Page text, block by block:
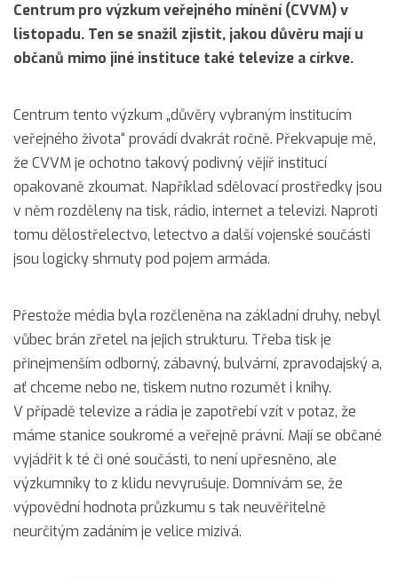
Centrum pro výzkum veřejného mínění (CVVM) v
listopadu. Ten se snažil zjistit, jakou důvěru mají u
občanů mimo jiné instituce také televize a církve.
Centrum tento výzkum „důvěry vybraným institucím
veřejného života“ provádí dvakrát ročně. Překvapuje mě,
že CVVM je ochotno takový podivný vějíř institucí
opakovaně zkoumat. Například sdělovací prostředky jsou
v něm rozděleny na tisk, rádio, internet a televizi. Naproti
tomu dělostřelectvo, letectvo a další vojenské součásti
jsou logicky shrnuty pod pojem armáda.
Přestože média byla rozčleněna na základní druhy, nebyl
vůbec brán zřetel na jejich strukturu. Třeba tisk je
přinejmenším odborný, zábavný, bulvární, zpravodajský a,
ať chceme nebo ne, tiskem nutno rozumět i knihy.
V případě televize a rádia je zapotřebí vzít v potaz, že
máme stanice soukromé a veřejně právní. Mají se občané
vyjádřit k té či oné součásti, to není upřesněno, ale
výzkumníky to z klidu nevyrušuje. Domnívám se, že
výpovědní hodnota průzkumu s tak neuvěřitelně
neurčitým zadáním je velice mizivá.